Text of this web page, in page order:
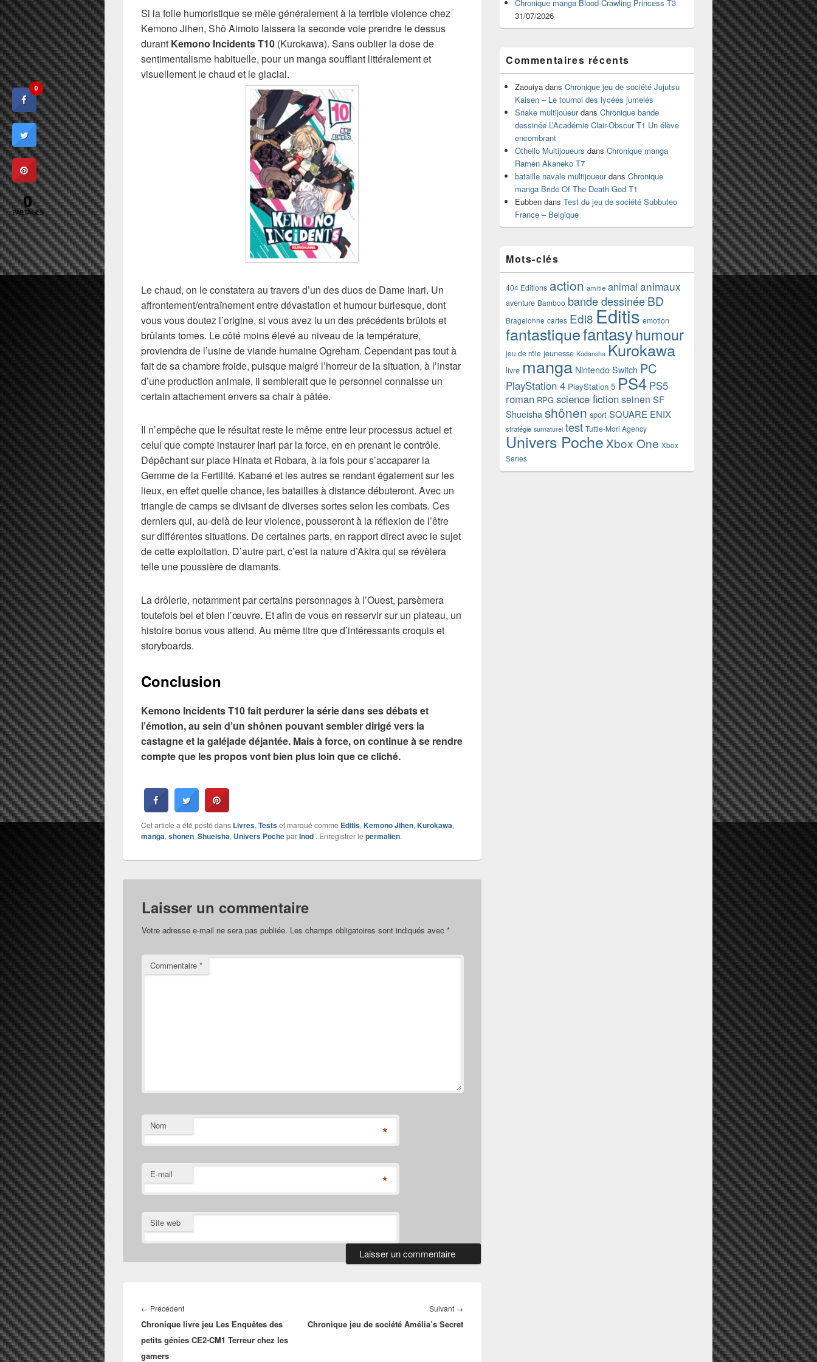
Si la folie humoristique se mêle généralement à la terrible violence chez
Kemono Jihen, Shô Aimoto laissera la seconde voie prendre le dessus
durant Kemono Incidents T10 (Kurokawa). Sans oublier la dose de
sentimentalisme habituelle, pour un manga soufflant littéralement et
visuellement le chaud et le glacial.
Le chaud, on le constatera au travers d’un des duos de Dame Inari. Un
affrontement/entraînement entre dévastation et humour burlesque, dont
vous vous doutez l’origine, si vous avez lu un des précédents brûlots et
brûlants tomes. Le côté moins élevé au niveau de la température,
proviendra de l’usine de viande humaine Ogreham. Cependant pas tout à
fait de sa chambre froide, puisque malgré l’horreur de la situation, à l’instar
d’une production animale, il semblerait que le personnel connaisse un
certain attachement envers sa chair à pâtée.
Il n’empêche que le résultat reste le même entre leur processus actuel et
celui que compte instaurer Inari par la force, en en prenant le contrôle.
Dépêchant sur place Hinata et Robara, à la fois pour s’accaparer la
Gemme de la Fertilité. Kabané et les autres se rendant également sur les
lieux, en effet quelle chance, les batailles à distance débuteront. Avec un
triangle de camps se divisant de diverses sortes selon les combats. Ces
derniers qui, au-delà de leur violence, pousseront à la réflexion de l’être
sur différentes situations. De certaines parts, en rapport direct avec le sujet
de cette exploitation. D’autre part, c’est la nature d’Akira qui se révèlera
telle une poussière de diamants.
La drôlerie, notamment par certains personnages à l’Ouest, parsèmera
toutefois bel et bien l’œuvre. Et afin de vous en resservir sur un plateau, un
histoire bonus vous attend. Au même titre que d’intéressants croquis et
storyboards.
Conclusion
Kemono Incidents T10 fait perdurer la série dans ses débats et
l’émotion, au sein d’un shônen pouvant sembler dirigé vers la
castagne et la galéjade déjantée. Mais à force, on continue à se rendre
compte que les propos vont bien plus loin que ce cliché.
Cet article a été posté dans Livres, Testset marqué comme Editis, Kemono Jihen, Kurokawa,
manga, shônen, Shueisha, Univers PocheparInod . Enregistrer le permalien.
Laisser un commentaire
Votre adresse e-mail ne sera pas publiée. Les champs obligatoires sont indiqués avec *
Commentaire *
Nom *
E-mail *
Site web
de
l’article
← PrécédentArticle
précédent :
Chronique livre jeu Les Enquêtes des
petits génies CE2-CM1 Terreur chez les
gamers
Suivant →
suivant :
Chronique jeu de société Amélia’s Secret
Chronique manga Blood-Crawling Princess T3
31/07/2026
Commentaires récents
Zaouiya dans Chronique jeu de société Jujutsu
Kaisen – Le tournoi des lycées jumelés
Snake multijoueurdans Chronique bande
dessinée L’Académie Clair-Obscur T1 Un élève
encombrant
Othello Multijoueurs dans Chronique manga
Ramen Akaneko T7
bataille navale multijoueurdans Chronique
manga Bride Of The Death God T1
Eubben dans Test du jeu de société Subbuteo
France – Belgique
Mots-clés
404 Editions action amitie animal animaux
aventure Bamboo bande dessinéeBD
Bragelonne cartes Edi8 Editis emotion
fantastiquefantasyhumour
jeu de rôle jeunesse Kodansha Kurokawa
livre manga Nintendo Switch PC
PlayStation 4 PlayStation 5 PS4 PS5
roman RPG science fictionseinen SF
Shueisha shônen sport SQUARE ENIX
stratégie surnaturel test Tuttle-Mori Agency
Univers Poche Xbox One Xbox
Series
0
0
PARTAGES